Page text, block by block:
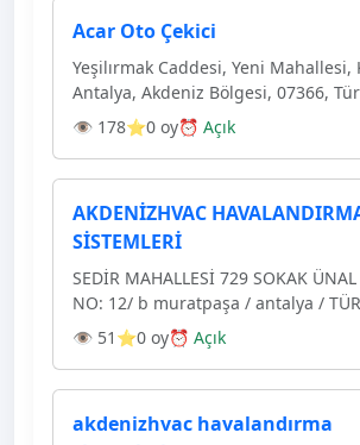
Acar Oto Çekici
Yeşilırmak Caddesi, Yeni Mahallesi,
Antalya, Akdeniz Bölgesi, 07366,
👁 178⭐0 oy⏰ Açık
AKDENİZHVAC
SİSTEMLERİ
SEDİR MAHALLESİ 729 SOKAK
NO: 12/ b muratpaşa / antalya /
👁 51 ⭐0 oy⏰ Açık
akdenizhvac havalandırma